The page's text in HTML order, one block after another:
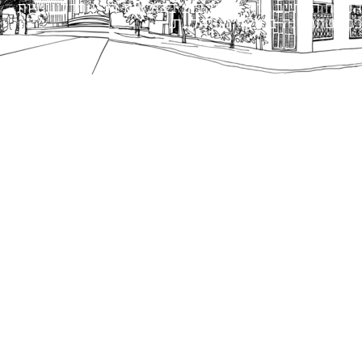
הנוסח המחייב הוא זה הקבוע בהוראות הדין הרלוונטיות
כפי שתהיינה בתוקף מעת לעת.